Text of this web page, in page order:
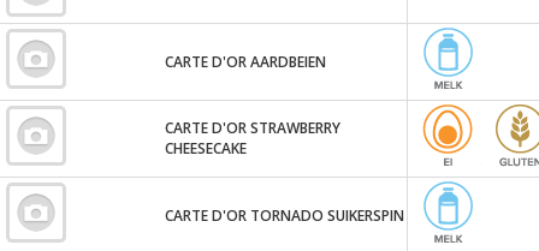
CARTE D'OR AARDBEIEN
CARTE D'OR STRAWBERRY
CHEESECAKE
CARTE D'OR TORNADO SUIKERSPIN